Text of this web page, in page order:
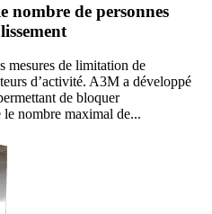
de personnes
mesures de limitation de
d’activité. A3M a développé
de bloquer
le nombre maximal de...